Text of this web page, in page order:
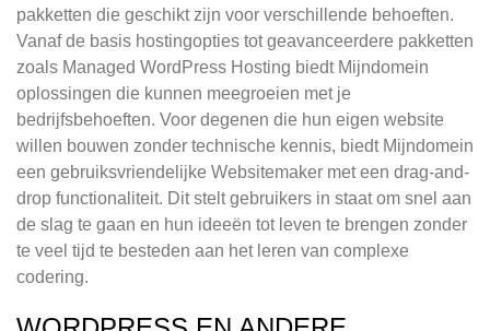
pakketten die geschikt zijn voor verschillende behoeften.
Vanaf de basis hostingopties tot geavanceerdere pakketten
zoals Managed WordPress Hosting biedt Mijndomein
oplossingen die kunnen meegroeien met je
bedrijfsbehoeften. Voor degenen die hun eigen website
willen bouwen zonder technische kennis, biedt Mijndomein
een gebruiksvriendelijke Websitemaker met een drag-and-
drop functionaliteit. Dit stelt gebruikers in staat om snel aan
de slag te gaan en hun ideeën tot leven te brengen zonder
te veel tijd te besteden aan het leren van complexe
codering.